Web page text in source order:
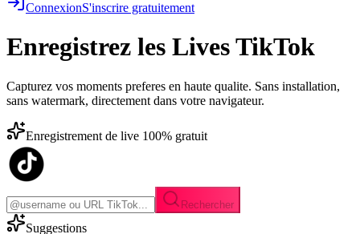
ConnexionS'inscrire gratuitement
Enregistrez les Lives TikTok
Capturez vos moments preferes en haute qualite. Sans installation,
sans watermark, directement dans votre navigateur.
Enregistrement de live 100% gratuit
Rechercher
Suggestions